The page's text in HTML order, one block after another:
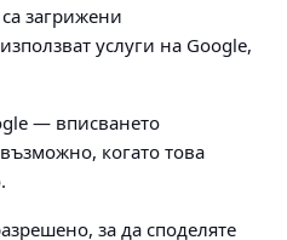
загрижени
услуги на Google,
— вписването
когато това
за да споделяте